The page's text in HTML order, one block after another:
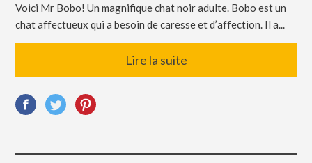
Voici Mr Bobo! Un magnifique chat noir adulte. Bobo est un
chat affectueux qui a besoin de caresse et d’affection. Il a...
Lire la suite